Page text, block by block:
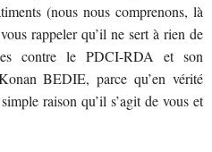
(nous nous comprenons, là
rappeler qu’il ne sert à rien de
contre le PDCI-RDA et son
BEDIE, parce qu’en vérité
raison qu’il s’agit de vous et